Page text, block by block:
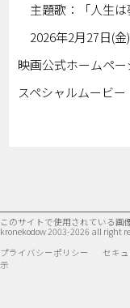
主題歌：「人生
2026年2月27日(金
映画公式ホームペ
スペシャルムービー
このサイトで使用されている画
kronekodow 2003-2026 all right
プライバシーポリシー
セキ
示